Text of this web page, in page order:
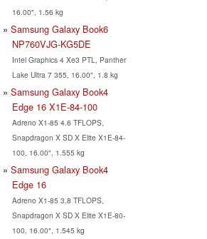
16.00", 1.56 kg
Samsung Galaxy Book6
NP760VJG-KG5DE
Intel Graphics 4 Xe3 PTL, Panther
Lake Ultra 7 355, 16.00", 1.8 kg
Samsung Galaxy Book4
Edge 16 X1E-84-100
Adreno X1-85 4.6 TFLOPS,
Snapdragon X SD X Elite X1E-84-
100, 16.00", 1.555 kg
Samsung Galaxy Book4
Edge 16
Adreno X1-85 3.8 TFLOPS,
Snapdragon X SD X Elite X1E-80-
100, 16.00", 1.545 kg